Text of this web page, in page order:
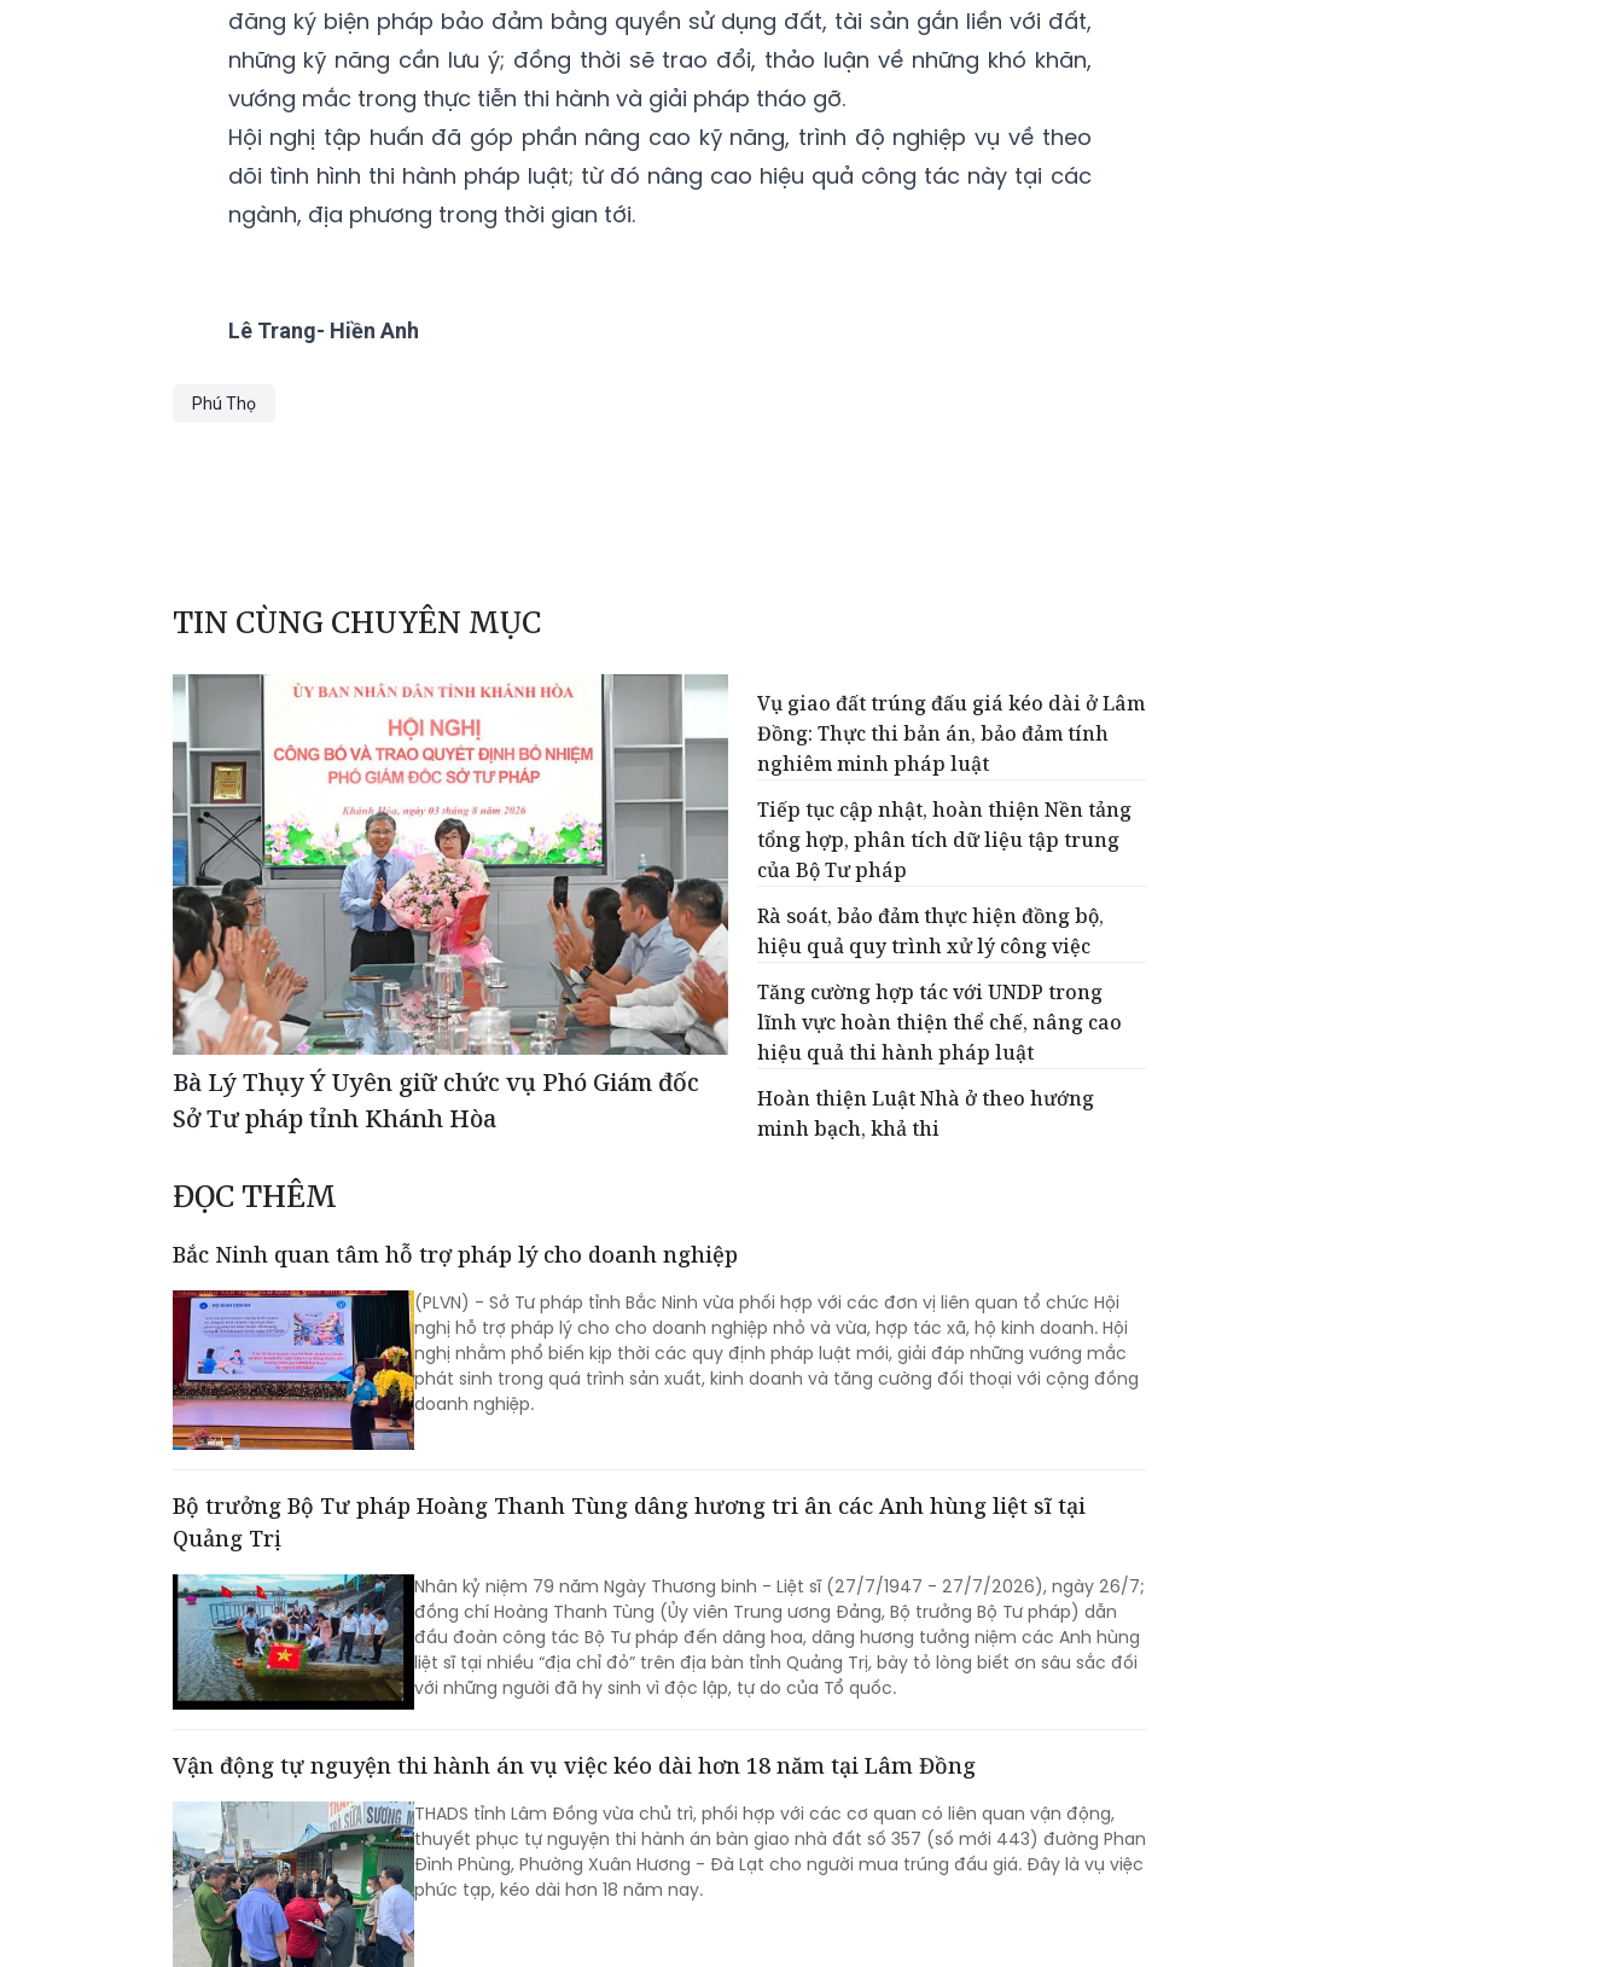
đăng ký biện pháp bảo đảm bằng quyền sử dụng đất, tài sản gắn liền với đất,
những kỹ năng cần lưu ý; đồng thời sẽ trao đổi, thảo luận về những khó khăn,
vướng mắc trong thực tiễn thi hành và giải pháp tháo gỡ.
Hội nghị tập huấn đã góp phần nâng cao kỹ năng, trình độ nghiệp vụ về theo
dõi tình hình thi hành pháp luật; từ đó nâng cao hiệu quả công tác này tại các
ngành, địa phương trong thời gian tới.
Lê Trang- Hiền Anh
Phú Thọ
TIN CÙNG CHUYÊN MỤC
Bà Lý Thụy Ý Uyên giữ chức vụ Phó Giám đốc
Sở Tư pháp tỉnh Khánh Hòa
Vụ giao đất trúng đấu giá kéo dài ở Lâm
Đồng: Thực thi bản án, bảo đảm tính
nghiêm minh pháp luật
Tiếp tục cập nhật, hoàn thiện Nền tảng
tổng hợp, phân tích dữ liệu tập trung
của Bộ Tư pháp
Rà soát, bảo đảm thực hiện đồng bộ,
hiệu quả quy trình xử lý công việc
Tăng cường hợp tác với UNDP trong
lĩnh vực hoàn thiện thể chế, nâng cao
hiệu quả thi hành pháp luật
Hoàn thiện Luật Nhà ở theo hướng
minh bạch, khả thi
ĐỌC THÊM
Bắc Ninh quan tâm hỗ trợ pháp lý cho doanh nghiệp
(PLVN) - Sở Tư pháp tỉnh Bắc Ninh vừa phối hợp với các đơn vị liên quan tổ chức Hội
nghị hỗ trợ pháp lý cho cho doanh nghiệp nhỏ và vừa, hợp tác xã, hộ kinh doanh. Hội
nghị nhằm phổ biến kịp thời các quy định pháp luật mới, giải đáp những vướng mắc
phát sinh trong quá trình sản xuất, kinh doanh và tăng cường đối thoại với cộng đồng
doanh nghiệp.
Bộ trưởng Bộ Tư pháp Hoàng Thanh Tùng dâng hương tri ân các Anh hùng liệt sĩ tại
Quảng Trị
Nhân kỷ niệm 79 năm Ngày Thương binh - Liệt sĩ (27/7/1947 - 27/7/2026), ngày 26/7;
đồng chí Hoàng Thanh Tùng (Ủy viên Trung ương Đảng, Bộ trưởng Bộ Tư pháp) dẫn
đầu đoàn công tác Bộ Tư pháp đến dâng hoa, dâng hương tưởng niệm các Anh hùng
liệt sĩ tại nhiều “địa chỉ đỏ” trên địa bàn tỉnh Quảng Trị, bày tỏ lòng biết ơn sâu sắc đối
với những người đã hy sinh vì độc lập, tự do của Tổ quốc.
Vận động tự nguyện thi hành án vụ việc kéo dài hơn 18 năm tại Lâm Đồng
THADS tỉnh Lâm Đồng vừa chủ trì, phối hợp với các cơ quan có liên quan vận động,
thuyết phục tự nguyện thi hành án bàn giao nhà đất số 357 (số mới 443) đường Phan
Đình Phùng, Phường Xuân Hương - Đà Lạt cho người mua trúng đấu giá. Đây là vụ việc
phức tạp, kéo dài hơn 18 năm nay.